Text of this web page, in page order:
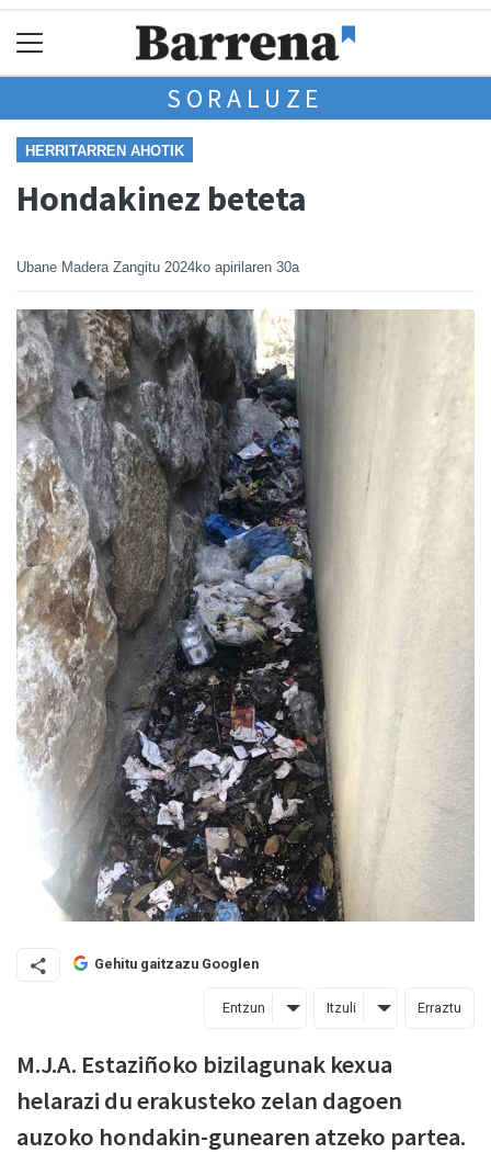
SORALUZE
HERRITARREN AHOTIK
Hondakinez beteta
Ubane Madera Zangitu 2024ko apirilaren 30a
Gehitu gaitzazu Googlen
Entzun Itzuli Erraztu
M.J.A. Estaziñoko bizilagunak kexua
helarazi du erakusteko zelan dagoen
auzoko hondakin-gunearen atzeko partea.